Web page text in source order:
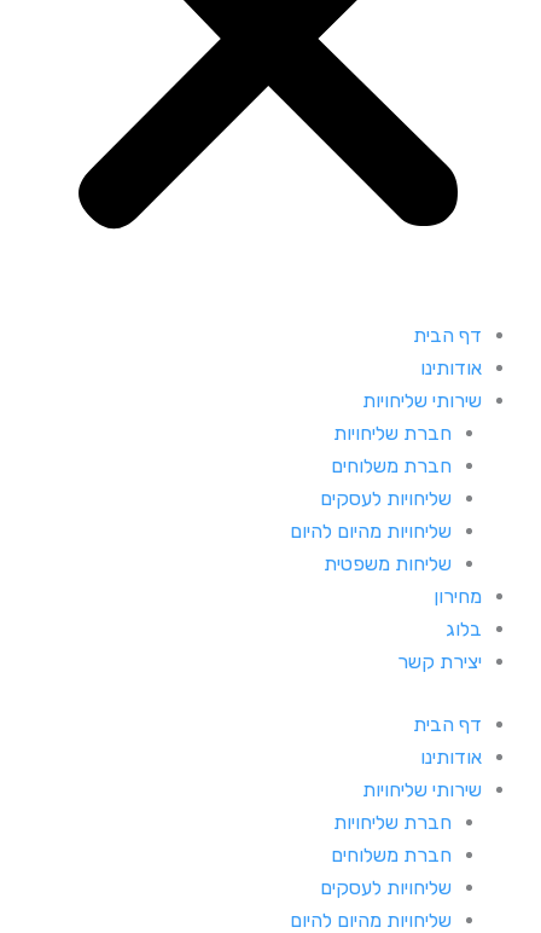
דף הבית
אודותינו
שירותי שליחויות
חברת שליחויות
חברת משלוחים
שליחויות לעסקים
שליחויות מהיום להיום
שליחות משפטית
מחירון
בלוג
יצירת קשר
דף הבית
אודותינו
שירותי שליחויות
חברת שליחויות
חברת משלוחים
שליחויות לעסקים
שליחויות מהיום להיום